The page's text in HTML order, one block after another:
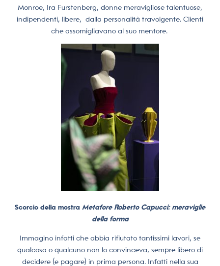
Monroe, Ira Furstenberg, donne meravigliose talentuose,
indipendenti, libere, dalla personalità travolgente. Clienti
che assomigliavano al suo mentore.
Scorcio della mostra Metafore Roberto Capucci: meraviglie
della forma
Immagino infatti che abbia rifiutato tantissimi lavori, se
qualcosa o qualcuno non lo convinceva, sempre libero di
decidere (e pagare) in prima persona. Infatti nella sua